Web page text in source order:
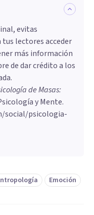
evitas
lectores acceder
más información
de dar crédito a los
de Masas:
y Mente.
social/psicologia-
Emoción